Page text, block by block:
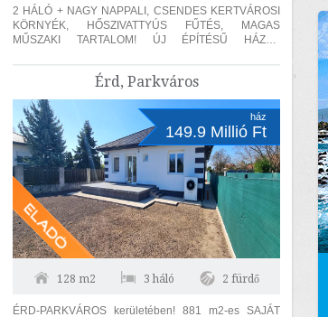
2 HÁLÓ + NAGY NAPPALI, CSENDES KERTVÁROSI
KÖRNYÉK, HŐSZIVATTYÚS FŰTÉS, MAGAS
MŰSZAKI TARTALOM! ÚJ ÉPÍTÉSŰ HÁZAK
közelében,...
Érd, Parkváros
ház
149.9 Millió Ft
128 m2 3 háló 2 fürdő
ÉRD-PARKVÁROS kerületében! 881 m2-es SAJÁT